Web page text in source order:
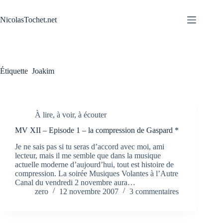
contenu
NicolasTochet.net
Étiquette Joakim
À lire, à voir, à écouter
MV XII – Episode 1 – la compression de Gaspard *
Je ne sais pas si tu seras d’accord avec moi, ami
lecteur, mais il me semble que dans la musique
actuelle moderne d’aujourd’hui, tout est histoire de
compression. La soirée Musiques Volantes à l’Autre
Canal du vendredi 2 novembre aura…
zero
12 novembre 2007 3 commentaires